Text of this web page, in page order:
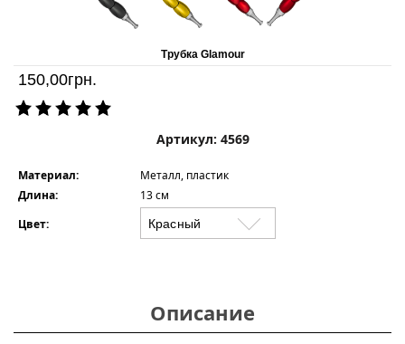
Трубка Glamour
150,00грн.
Артикул: 4569
Материал:
Металл, пластик
Длина:
13 см
Цвет:
Описание